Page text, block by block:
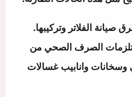
صيانة الفلاتر وتركيبها.
الصرف الصحي من
وانابيب غسالات